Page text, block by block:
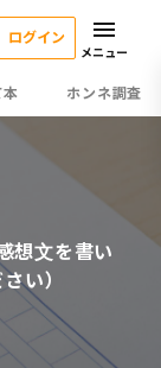
ホンネ調査
ログイン
メニュー
想文を書い
い）